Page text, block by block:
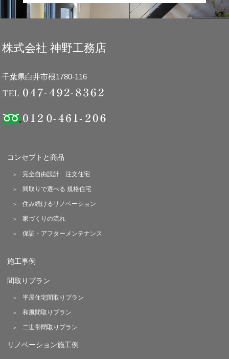
株式会社 神野工務店
千葉県白井市根1780-116
コンセプトと商品
完全自由設計 注文住宅
間取りで選べる 規格住宅
住み続けるリノベーション
家づくりの流れ
保証・アフターメンテナンス
施工事例
間取りプラン
平屋住宅間取りプラン
和風間取りプラン
二世帯間取りプラン
リノベーション施工例